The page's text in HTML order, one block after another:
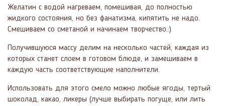
Желатин с водой нагреваем, помешивая, до полностью
жидкого состояния, но без фанатизма, кипятить не надо.
Смешиваем со сметаной и начинаем творчество.:)
Получившуюся массу делим на несколько частей, каждая из
которых станет слоем в готовом блюде, и замешиваем в
каждую часть соответствующие наполнители.
Использовать для этого смело можно любые ягоды, тертый
шоколад, какао, ликеры (лучше выбирать погуще, или лить